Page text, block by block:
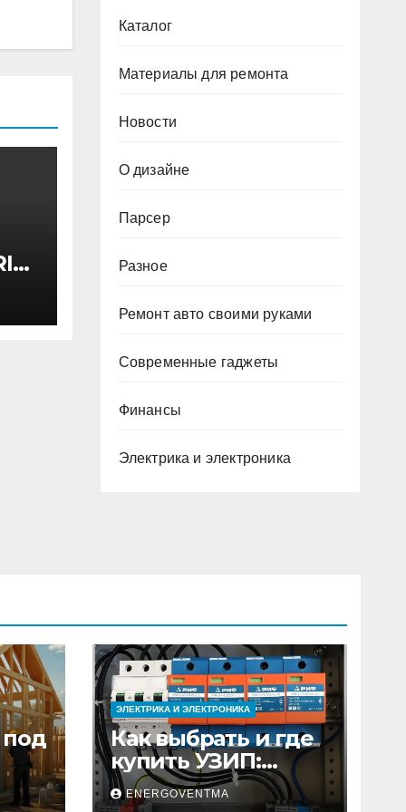
Каталог
Материалы для ремонта
Новости
О дизайне
Парсер
Разное
Ремонт авто своими руками
Современные гаджеты
Финансы
Электрика и электроника
под
ЭЛЕКТРИКА И ЭЛЕКТРОНИКА
Как выбрать и где
купить УЗИП:
особенности
устройств защиты
ENERGOVENTMA